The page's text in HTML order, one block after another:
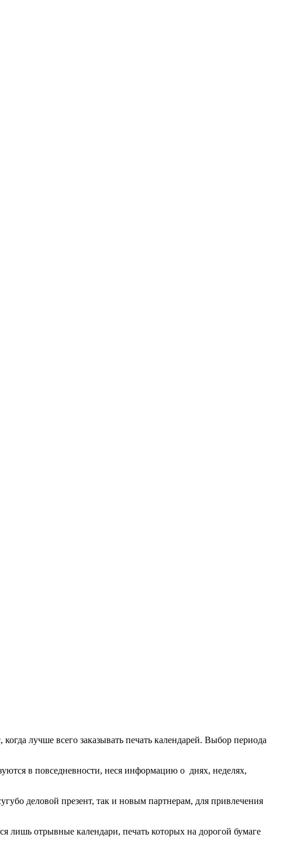
лучше всего заказывать печать календарей. Выбор периода
в повседневности, неся информацию о днях, неделях,
деловой презент, так и новым партнерам, для привлечения
лишь отрывные календари, печать которых на дорогой бумаге